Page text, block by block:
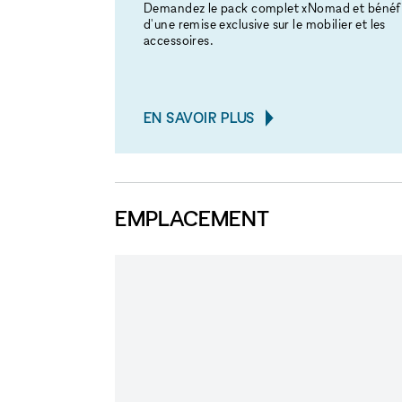
Demandez le pack complet xNomad et
d'une remise exclusive sur le mobilier et les
accessoires.
EN SAVOIR PLUS
EMPLACEMENT